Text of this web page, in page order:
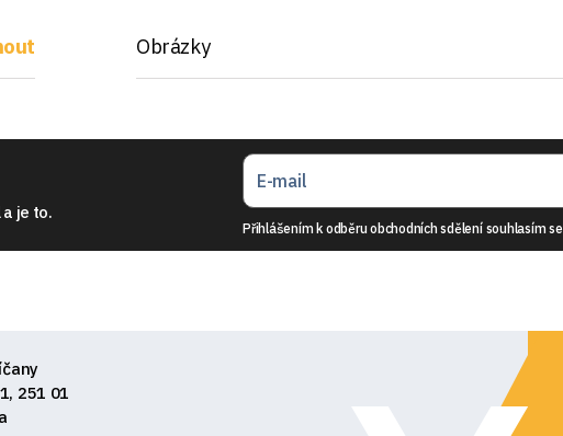
Obrázky
je to.
Přihlášením k odběru obchodních sdělení souhlasím se
251 01